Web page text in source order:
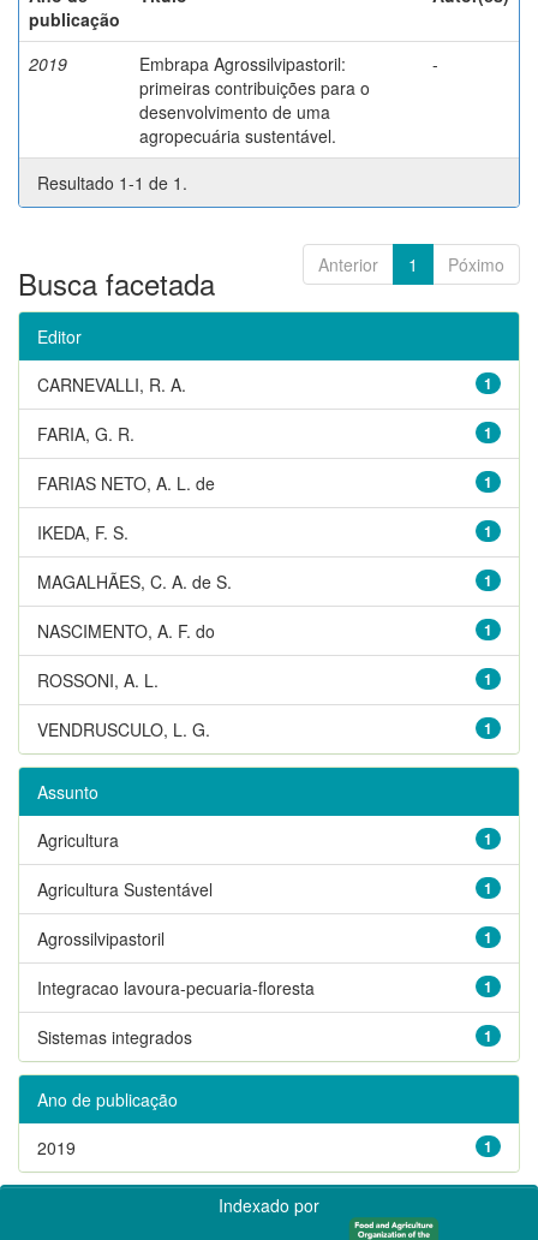
publicação
2019
Embrapa Agrossilvipastoril:
primeiras contribuições para o
desenvolvimento de uma
agropecuária sustentável.
-
Resultado 1-1 de 1.
Anterior 1 Póximo
Busca facetada
Editor
1
CARNEVALLI, R. A.
1
FARIA, G. R.
1
FARIAS NETO, A. L. de
1
IKEDA, F. S.
1
MAGALHÃES, C. A. de S.
1
NASCIMENTO, A. F. do
1
ROSSONI, A. L.
1
VENDRUSCULO, L. G.
Assunto
1
Agricultura
1
Agricultura Sustentável
1
Agrossilvipastoril
1
Integracao lavoura-pecuaria-floresta
1
Sistemas integrados
Ano de publicação
1
2019
Indexado por